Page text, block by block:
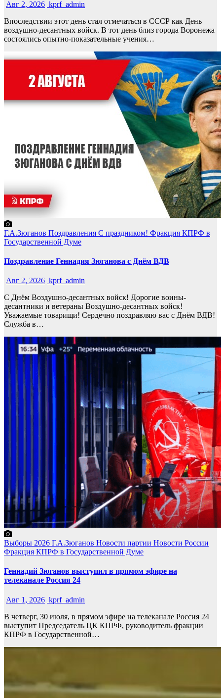
Авг 2, 2026 kprf_admin
Впоследствии этот день стал отмечаться в СССР как День
воздушно-десантных войск. В тот день близ города Воронежа
состоялись опытно-показательные учения…
Г.А.Зюганов Поздравления С праздником! Фракция КПРФ в
Государственной Думе
Поздравление Геннадия Зюганова с Днём ВДВ
Авг 2, 2026 kprf_admin
С Днём Воздушно-десантных войск! Дорогие воины-
десантники и ветераны Воздушно-десантных войск!
Уважаемые товарищи! Сердечно поздравляю вас с Днём ВДВ!
Служба в…
Выборы 2026 Г.А.Зюганов Новости партии Новости России
Фракция КПРФ в Государственной Думе
Геннадий Зюганов выступил в прямом эфире на
телеканале Россия 24
Авг 1, 2026 kprf_admin
В четверг, 30 июля, в прямом эфире на телеканале Россия 24
выступит Председатель ЦК КПРФ, руководитель фракции
КПРФ в Государственной…